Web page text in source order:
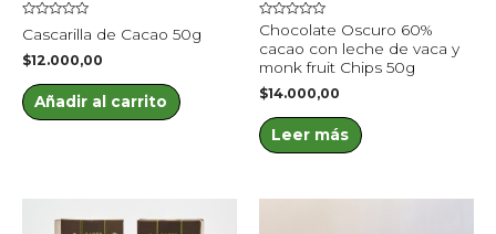
Valorado
en
0
de
Cascarilla de Cacao 50g
$12.000,00
Añadir al carrito
Valorado
en
0
de
5
Chocolate Oscuro 60%
cacao con leche de vaca y
monk fruit Chips 50g
$14.000,00
Leer más